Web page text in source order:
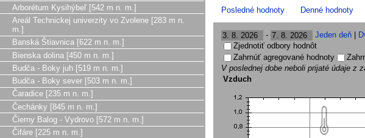
Arborétum Kysihýbeľ [542 m n. m.]
Areál Technickej univerzity vo Zvolene [283 m n.
m.]
Banská Štiavnica [622 m n. m.]
Bienska dolina [450 m n. m.]
Budča - Boky juh [519 m n. m.]
Budča - Boky sever [503 m n. m.]
Čaradice [235 m n. m.]
Čechánky [845 m n. m.]
Čierny Balog - Vydrovo [572 m n. m.]
Čifáre [225 m n. m.]
Posledné hodnoty Denné hodnoty
- Jeden deň
Zjednotiť odbory hodnôt
Zahrnúť agregované hodnoty
V poslednej dobe neboli prijaté údaje z
Vzduch